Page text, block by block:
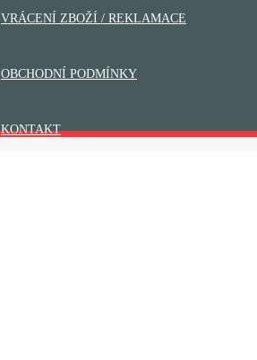
VRÁCENÍ ZBOŽÍ / REKLAMACE
OBCHODNÍ PODMÍNKY
KONTAKT